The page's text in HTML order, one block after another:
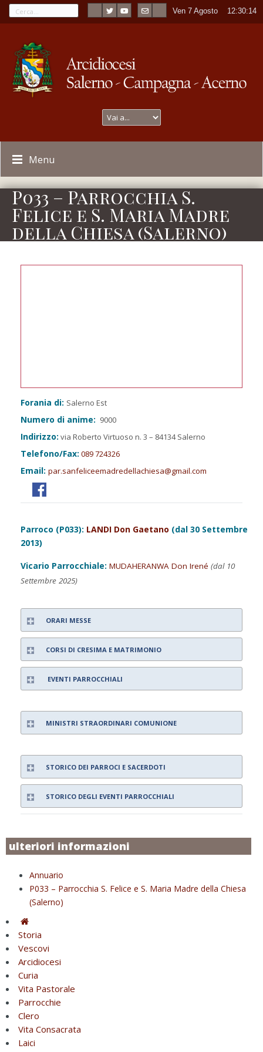
Ven 7 Agosto 12:30:15
Menu
P033 – Parrocchia S.
Felice e S. Maria Madre
della Chiesa (Salerno)
Forania di: Salerno Est
Numero di anime: 9000
Indirizzo: via Roberto Virtuoso n. 3 – 84134 Salerno
Telefono/Fax: 089 724326
Email: par.sanfeliceemadredellachiesa@gmail.com
Parroco (P033): LANDI Don Gaetano (dal 30 Settembre
2013)
Vicario Parrocchiale: MUDAHERANWA Don Irené (dal 10
Settembre 2025)
ORARI MESSE
CORSI DI CRESIMA E MATRIMONIO
EVENTI PARROCCHIALI
MINISTRI STRAORDINARI COMUNIONE
STORICO DEI PARROCI E SACERDOTI
STORICO DEGLI EVENTI PARROCCHIALI
ulteriori informazioni
Annuario
P033 – Parrocchia S. Felice e S. Maria Madre della Chiesa
(Salerno)
Storia
Vescovi
Arcidiocesi
Curia
Vita Pastorale
Parrocchie
Clero
Vita Consacrata
Laici